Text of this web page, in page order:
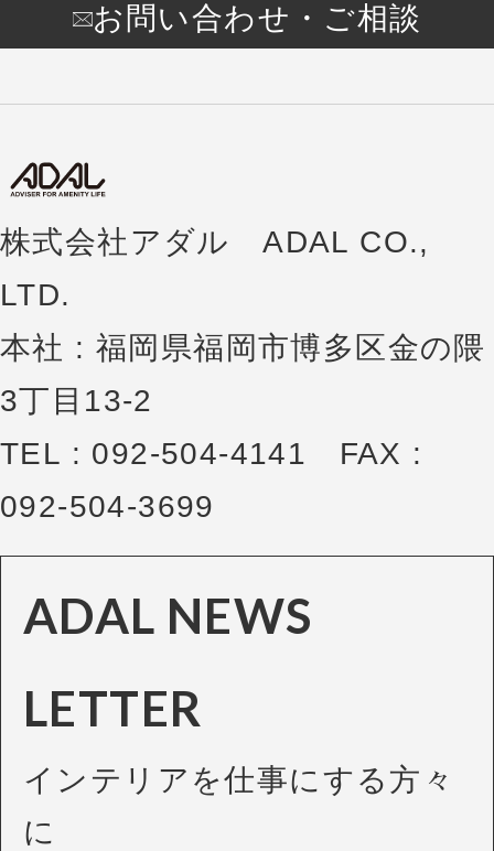
お問い合わせ・ご相談
株式会社アダル ADAL CO.,
LTD.
本社 : 福岡県福岡市博多区金の隈
3丁目13-2
TEL : 092-504-4141 FAX :
092-504-3699
ADAL NEWS
LETTER
インテリアを仕事にする方々
に